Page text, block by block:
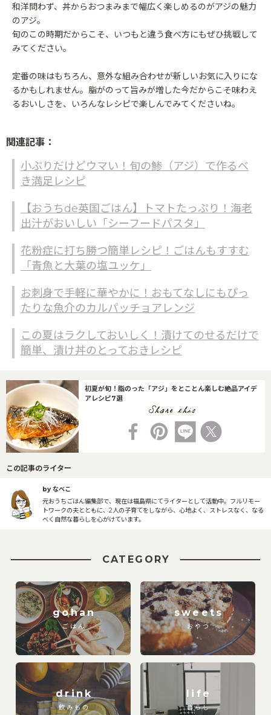
和洋問わず、丼からおつまみまで幅広く楽しめるのがアジの魅力
のアジ。
旬のこの時期だからこそ、いつもと違う食べ方にもぜひ挑戦して
みてください。
定番の味はもちろん、意外な組み合わせが新しいお気に入りにな
るかもしれません。脂がのって旨みが増した今だからこそ味わえ
るおいしさを、いろんなレシピで楽しんでみてくださいね。
関連記事：
小ぶりだけどウマい！旬の鯵（アジ）で作るべ
き満足レシピ
【おうちde英国ごはん】トマトたっぷり！海老
出汁がおいしい「シーフードパスタ」
花粉症に打ち勝つ簡単レシピ！ごはんもすすむ
「青魚と大葉の塩ユッケ」
お刺身で手軽に華やかに！おもてなしにもぴっ
たりな魚介のカルパッチョアレンジ
この夏はラクしておいしく！漬けてのせるだけで
簡単、漬け丼のとっておきレシピ
初夏が旬！脂のった「アジ」をとことん楽しむ絶品アイデ
アレシピ7選
この記事のライター
by なべこ
元おうちごはん編集部で、現在は福島県にてライターとして活動中。フルリモー
トワークの夫とともに、2人の子育てをしながら、心地よく、ストレスなく、なる
べく自然な暮らしを心がけています。
CATEGORY
gohan
ごはん
sweets
おやつ
drink
飲みもの
life
暮らし